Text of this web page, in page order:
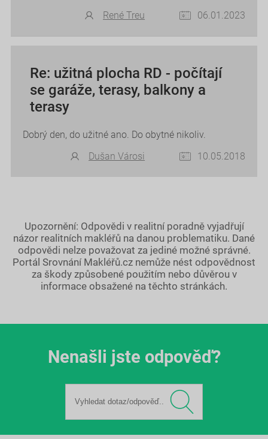
René Treu
06.01.2023
Re: užitná plocha RD - počítají
se garáže, terasy, balkony a
terasy
Dobrý den, do užitné ano. Do obytné nikoliv.
Dušan Városi
10.05.2018
Upozornění: Odpovědi v realitní poradně vyjadřují
názor realitních makléřů na danou problematiku. Dané
odpovědi nelze považovat za jediné možné správné.
Portál Srovnání Makléřů.cz nemůže nést odpovědnost
za škody způsobené použitím nebo důvěrou v
informace obsažené na těchto stránkách.
Nenašli jste odpověď?